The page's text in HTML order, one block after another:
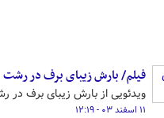
فیلم/ بارش زیبای برف در رشت
ویدئویی از بارش زیبای برف در
۱۱ اسفند ۰۳ - ۱۲:۱۹